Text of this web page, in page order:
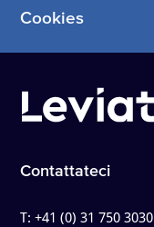
Cookies
Contattateci
T:+41 (0) 31 750 3030